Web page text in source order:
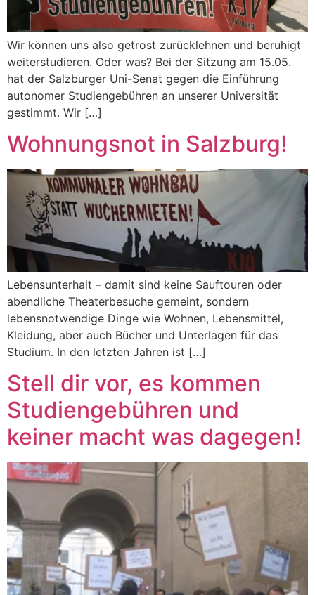
Wir können uns also getrost zurücklehnen und beruhigt
weiterstudieren. Oder was? Bei der Sitzung am 15.05.
hat der Salzburger Uni-Senat gegen die Einführung
autonomer Studiengebühren an unserer Universität
gestimmt. Wir […]
Wohnungsnot in Salzburg!
Lebensunterhalt – damit sind keine Sauftouren oder
abendliche Theaterbesuche gemeint, sondern
lebensnotwendige Dinge wie Wohnen, Lebensmittel,
Kleidung, aber auch Bücher und Unterlagen für das
Studium. In den letzten Jahren ist […]
Stell dir vor, es kommen
Studiengebühren und
keiner macht was dagegen!